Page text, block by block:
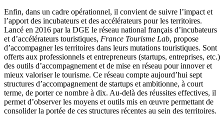
Enfin, dans un cadre opérationnel, il convient de suivre l’impact et
l’apport des incubateurs et des accélérateurs pour les territoires.
Lancé en 2016 par la DGE le réseau national français d’incubateurs
et d’accélérateurs touristiques, France Tourisme Lab, propose
d’accompagner les territoires dans leurs mutations touristiques. Sont
offerts aux professionnels et entrepreneurs (startups, entreprises, etc.)
des outils d’accompagnement et de mise en réseau pour innover et
mieux valoriser le tourisme. Ce réseau compte aujourd’hui sept
structures d’accompagnement de startups et ambitionne, à court
terme, de porter ce nombre à dix. Au-delà des réussites effectives, il
permet d’observer les moyens et outils mis en œuvre permettant de
consolider la portée de ces structures récentes au sein des territoires.